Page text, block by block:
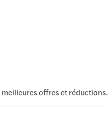
offres et réductions.